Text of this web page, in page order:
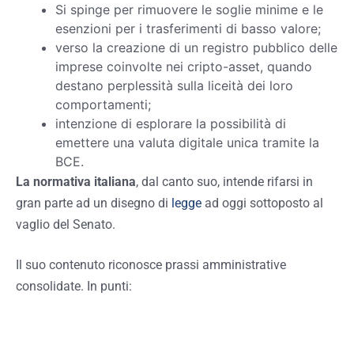
Si spinge per rimuovere le soglie minime e le
esenzioni per i trasferimenti di basso valore;
verso la creazione di un registro pubblico delle
imprese coinvolte nei cripto-asset, quando
destano perplessità sulla liceità dei loro
comportamenti;
intenzione di esplorare la possibilità di
emettere una valuta digitale unica tramite la
BCE.
La normativa italiana, dal canto suo, intende rifarsi in
gran parte ad un disegno di legge ad oggi sottoposto al
vaglio del Senato.
Il suo contenuto riconosce prassi amministrative
consolidate. In punti: